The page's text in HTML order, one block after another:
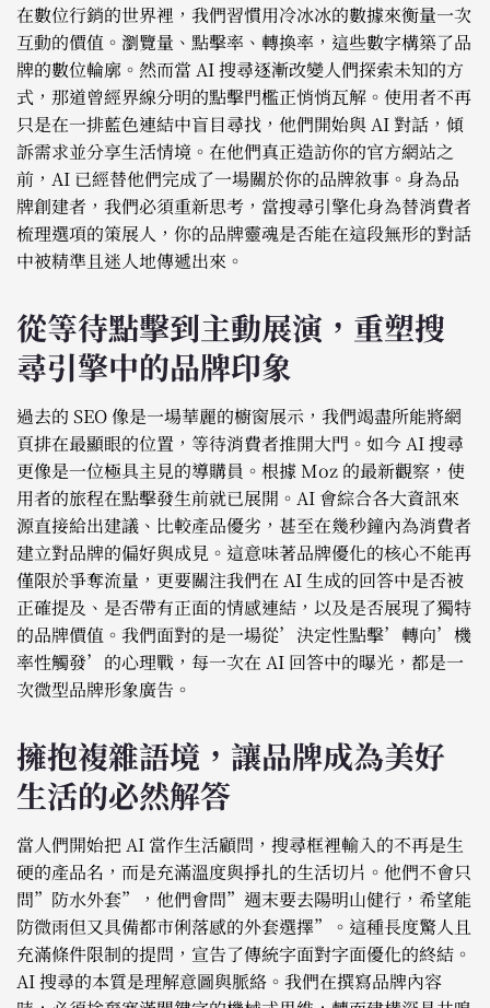
在數位行銷的世界裡，我們習慣用冷冰冰的數據來衡量一次
互動的價值。瀏覽量、點擊率、轉換率，這些數字構築了品
牌的數位輪廓。然而當 AI 搜尋逐漸改變人們探索未知的方
式，那道曾經界線分明的點擊門檻正悄悄瓦解。使用者不再
只是在一排藍色連結中盲目尋找，他們開始與 AI 對話，傾
訴需求並分享生活情境。在他們真正造訪你的官方網站之
前，AI 已經替他們完成了一場關於你的品牌敘事。身為品
牌創建者，我們必須重新思考，當搜尋引擎化身為替消費者
梳理選項的策展人，你的品牌靈魂是否能在這段無形的對話
中被精準且迷人地傳遞出來。
從等待點擊到主動展演，重塑搜
尋引擎中的品牌印象
過去的 SEO 像是一場華麗的櫥窗展示，我們竭盡所能將網
頁排在最顯眼的位置，等待消費者推開大門。如今 AI 搜尋
更像是一位極具主見的導購員。根據 Moz 的最新觀察，使
用者的旅程在點擊發生前就已展開。AI 會綜合各大資訊來
源直接給出建議、比較產品優劣，甚至在幾秒鐘內為消費者
建立對品牌的偏好與成見。這意味著品牌優化的核心不能再
僅限於爭奪流量，更要關注我們在 AI 生成的回答中是否被
正確提及、是否帶有正面的情感連結，以及是否展現了獨特
的品牌價值。我們面對的是一場從’決定性點擊’轉向’機
率性觸發’的心理戰，每一次在 AI 回答中的曝光，都是一
次微型品牌形象廣告。
擁抱複雜語境，讓品牌成為美好
生活的必然解答
當人們開始把 AI 當作生活顧問，搜尋框裡輸入的不再是生
硬的產品名，而是充滿溫度與掙扎的生活切片。他們不會只
問”防水外套”，他們會問”週末要去陽明山健行，希望能
防微雨但又具備都市俐落感的外套選擇”。這種長度驚人且
充滿條件限制的提問，宣告了傳統字面對字面優化的終結。
AI 搜尋的本質是理解意圖與脈絡。我們在撰寫品牌內容